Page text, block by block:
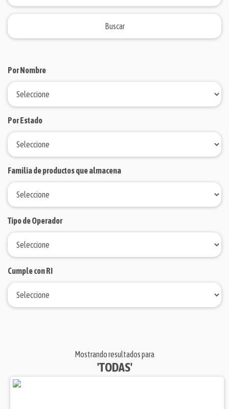
Por Nombre
Por Estado
Familia de productos que almacena
Tipo de Operador
Cumple con RI
Mostrando resultados para
'TODAS'